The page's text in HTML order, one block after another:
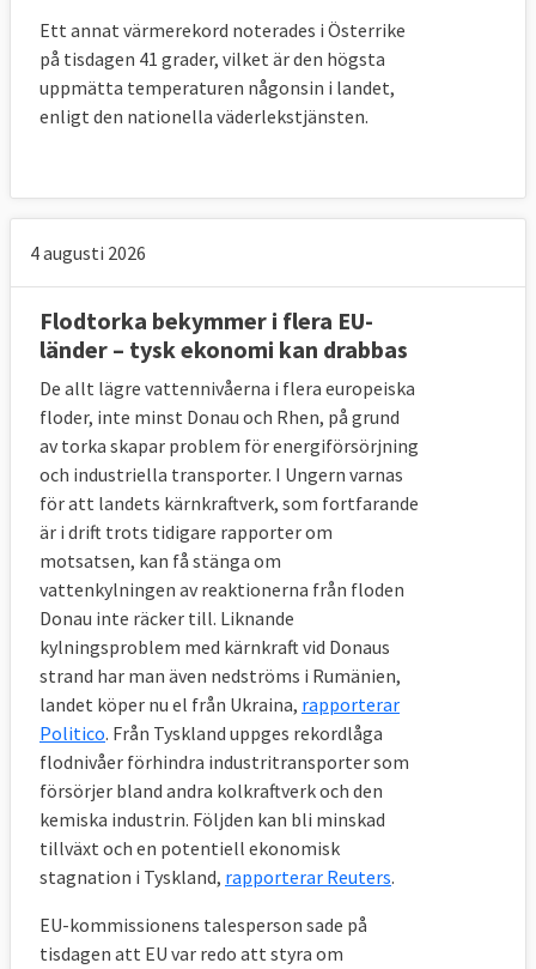
Ett annat värmerekord noterades i Österrike
på tisdagen 41 grader, vilket är den högsta
uppmätta temperaturen någonsin i landet,
enligt den nationella väderlekstjänsten.
4 augusti 2026
Flodtorka bekymmer i flera EU-
länder – tysk ekonomi kan drabbas
De allt lägre vattennivåerna i flera europeiska
floder, inte minst Donau och Rhen, på grund
av torka skapar problem för energiförsörjning
och industriella transporter. I Ungern varnas
för att landets kärnkraftverk, som fortfarande
är i drift trots tidigare rapporter om
motsatsen, kan få stänga om
vattenkylningen av reaktionerna från floden
Donau inte räcker till. Liknande
kylningsproblem med kärnkraft vid Donaus
strand har man även nedströms i Rumänien,
landet köper nu el från Ukraina, rapporterar
Politico. Från Tyskland uppges rekordlåga
flodnivåer förhindra industritransporter som
försörjer bland andra kolkraftverk och den
kemiska industrin. Följden kan bli minskad
tillväxt och en potentiell ekonomisk
stagnation i Tyskland, rapporterar Reuters.
EU-kommissionens talesperson sade på
tisdagen att EU var redo att styra om